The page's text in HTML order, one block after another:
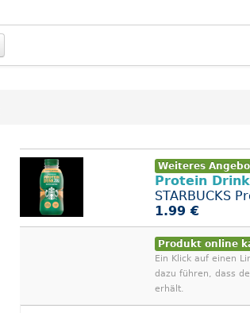
Weiteres
Protein Drink
STARBUCKS
1.99 €
Produkt online
Ein Klick auf einen
dazu führen, dass
erhält.